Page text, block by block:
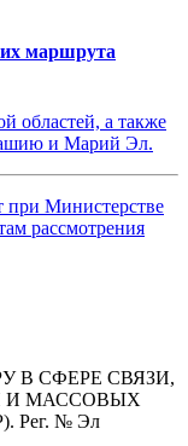
маршрута
областей, а также
и Марий Эл.
при Министерстве
рассмотрения
В СФЕРЕ СВЯЗИ,
И МАССОВЫХ
№ Эл